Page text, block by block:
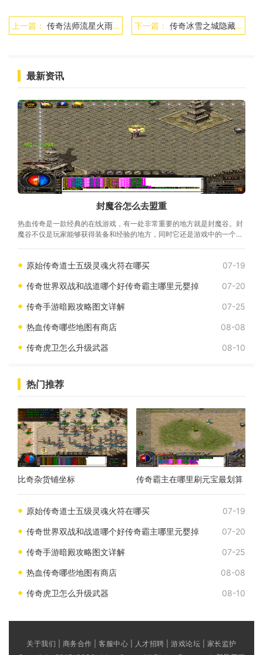
上一篇： 传奇法师流星火雨厉害吗 下一篇： 传奇冰雪之城隐藏地图入口
最新资讯
封魔谷怎么去盟重
热血传奇是一款经典的在线游戏，有一处非常重要的地方就是封魔谷。封
魔谷不仅是玩家能够获得装备和经验的地方，同时它还是游戏中的一个重
原始传奇道士五级灵魂火符在哪买 07-19
传奇世界双战和战道哪个好传奇霸主哪里元婴掉 07-20
传奇手游暗殿攻略图文详解 07-25
热血传奇哪些地图有商店 08-08
传奇虎卫怎么升级武器 08-10
热门推荐
比奇杂货铺坐标 传奇霸主在哪里刷元宝最划算
原始传奇道士五级灵魂火符在哪买 07-19
传奇世界双战和战道哪个好传奇霸主哪里元婴掉 07-20
传奇手游暗殿攻略图文详解 07-25
热血传奇哪些地图有商店 08-08
传奇虎卫怎么升级武器 08-10
关于我们 | 商务合作 | 客服中心 | 人才招聘 | 游戏论坛 | 家长监护